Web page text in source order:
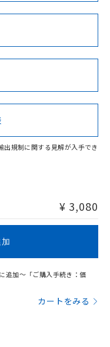
Cd Cr(VI)
あります。
出規制に関する見解が入手でき
¥ 3,080
追加～「ご購入手続き：価
カートをみる